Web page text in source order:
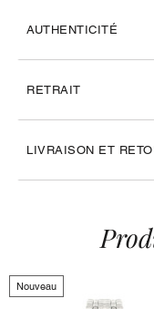
AUTHENTICITÉ
RETRAIT
LIVRAISON ET
Nouveau